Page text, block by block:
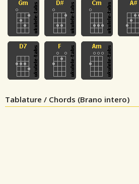
Tablature / Chords (Brano intero)